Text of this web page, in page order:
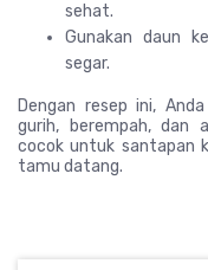
sehat.
Gunakan daun
segar.
Dengan resep ini,
gurih, berempah, dan
cocok untuk santapan
tamu datang.